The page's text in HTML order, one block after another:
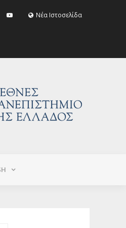
(Χειμερινό+Εαρινό 2025-2026)
Νέα Ιστοσελίδα